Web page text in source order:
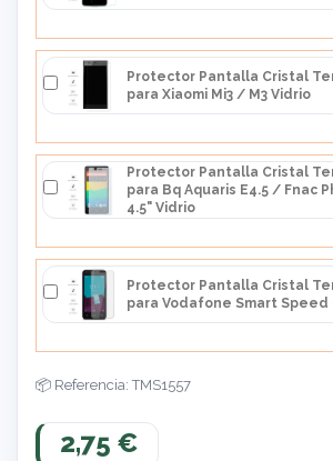
Protector Pantalla Cristal
para Xiaomi Mi3 / M3 Vidrio
Protector Pantalla Cristal
para Bq Aquaris E4.5 / Fnac
4.5" Vidrio
Protector Pantalla Cristal
para Vodafone Smart Speed
Referencia: TMS1557
2,75 €